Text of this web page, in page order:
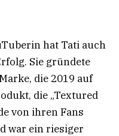
hat Tati auch
Sie gründete
die 2019 auf
die „Textured
von ihren Fans
war ein riesiger